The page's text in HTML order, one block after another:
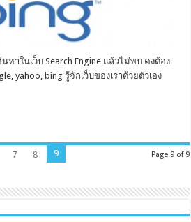
หาในเว็บ Search Engine แล้วไม่พบ คงต้อง
yahoo, bing รู้จักเว็บของเราด้วยตัวเอง
Page 9 of 9
7 8 9